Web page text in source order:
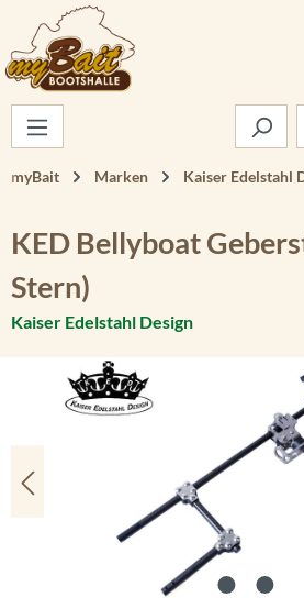
Zum Hauptinhalt springen
myBait Marken Kaiser Edelstahl
KED Bellyboat
Stern)
Kaiser Edelstahl Design
Bildergalerie überspringen